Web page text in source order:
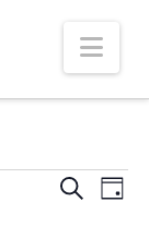
SucheTag